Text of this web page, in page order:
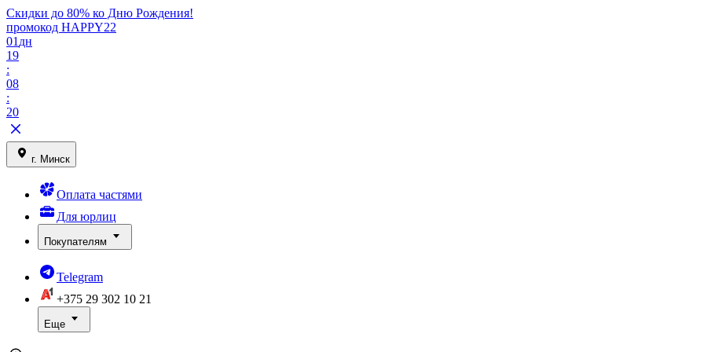
Скидки до 80% ко Дню Рождения!
промокод HAPPY22
01 дн
19
:
08
:
20
г. Минск
Оплата частями
Для юрлиц
Покупателям
Telegram
+375 29 302 10 21
Еще